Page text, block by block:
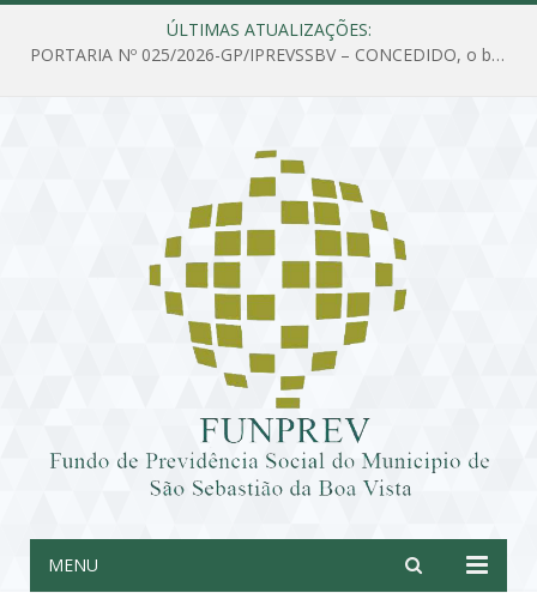
ÚLTIMAS ATUALIZAÇÕES:
PORTARIA Nº 025/2026-GP/IPREVSSBV – CONCEDIDO, o benefício de PENSÃO a MARIA ESTELA DOS SANTOS SOUZA
MENU